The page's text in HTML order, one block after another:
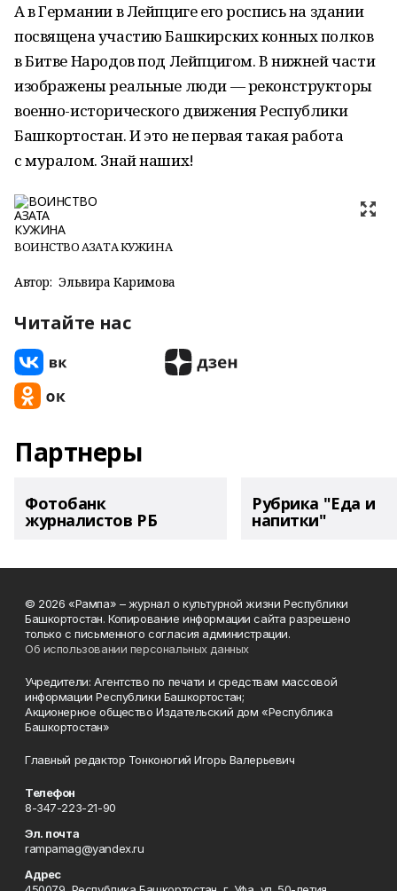
А в Германии в Лейпциге его роспись на здании
посвящена участию Башкирских конных полков
в Битве Народов под Лейпцигом. В нижней части
изображены реальные люди — реконструкторы
военно-исторического движения Республики
Башкортостан. И это не первая такая работа
с муралом. Знай наших!
ВОИНСТВО АЗАТА КУЖИНА
Автор: Эльвира Каримова
Читайте нас
Партнеры
Фотобанк
журналистов РБ
Рубрика "Еда и
напитки"
© 2026 «Рампа» – журнал о культурной жизни Республики
Башкортостан. Копирование информации сайта разрешено
только с письменного согласия администрации.
Об использовании персональных данных
Учредители: Агентство по печати и средствам массовой
информации Республики Башкортостан;
Акционерное общество Издательский дом «Республика
Башкортостан»
Главный редактор Тонконогий Игорь Валерьевич
Телефон
8-347-223-21-90
Эл. почта
rampamag@yandex.ru
Адрес